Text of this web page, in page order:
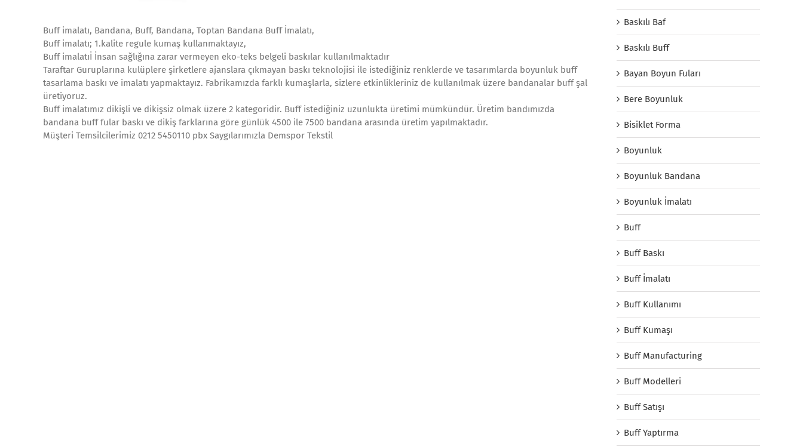
Buff imalatı, Bandana, Buff, Bandana, Toptan Bandana Buff İmalatı,
Buff imalatı; 1.kalite regule kumaş kullanmaktayız,
Buff imalatıİ İnsan sağlığına zarar vermeyen eko-teks belgeli baskılar kullanılmaktadır
Taraftar Guruplarına kulüplere şirketlere ajanslara çıkmayan baskı teknolojisi ile istediğiniz renklerde ve tasarımlarda boyunluk buff
tasarlama baskı ve imalatı yapmaktayız. Fabrikamızda farklı kumaşlarla, sizlere etkinlikleriniz de kullanılmak üzere bandanalar buff şal
üretiyoruz.
Buff imalatımız dikişli ve dikişsiz olmak üzere 2 kategoridir. Buff istediğiniz uzunlukta üretimi mümkündür. Üretim bandımızda
bandana buff fular baskı ve dikiş farklarına göre günlük 4500 ile 7500 bandana arasında üretim yapılmaktadır.
Müşteri Temsilcilerimiz 0212 5450110 pbx Saygılarımızla Demspor Tekstil
Baskılı Baf
Baskılı Buff
Bayan Boyun Fuları
Bere Boyunluk
Bisiklet Forma
Boyunluk
Boyunluk Bandana
Boyunluk İmalatı
Buff
Buff Baskı
Buff İmalatı
Buff Kullanımı
Buff Kumaşı
Buff Manufacturing
Buff Modelleri
Buff Satışı
Buff Yaptırma